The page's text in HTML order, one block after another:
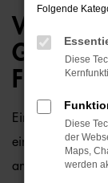
VW T-
FÜR
Ein VW T-Cross
einfach perfekt
andere Orte
Folgende
Diese
Diese
der
Maps,
werden